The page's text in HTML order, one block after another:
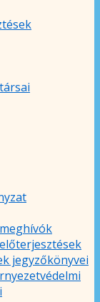
jegyzőkönyvei